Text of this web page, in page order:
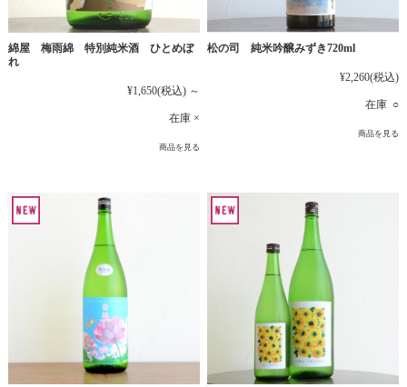
綿屋 梅雨綿 特別純米酒 ひとめぼ
れ
¥1,650(税込) ～
在庫 ×
商品を見る
松の司 純米吟醸みずき720ml
¥2,260(税込)
在庫 ○
商品を見る